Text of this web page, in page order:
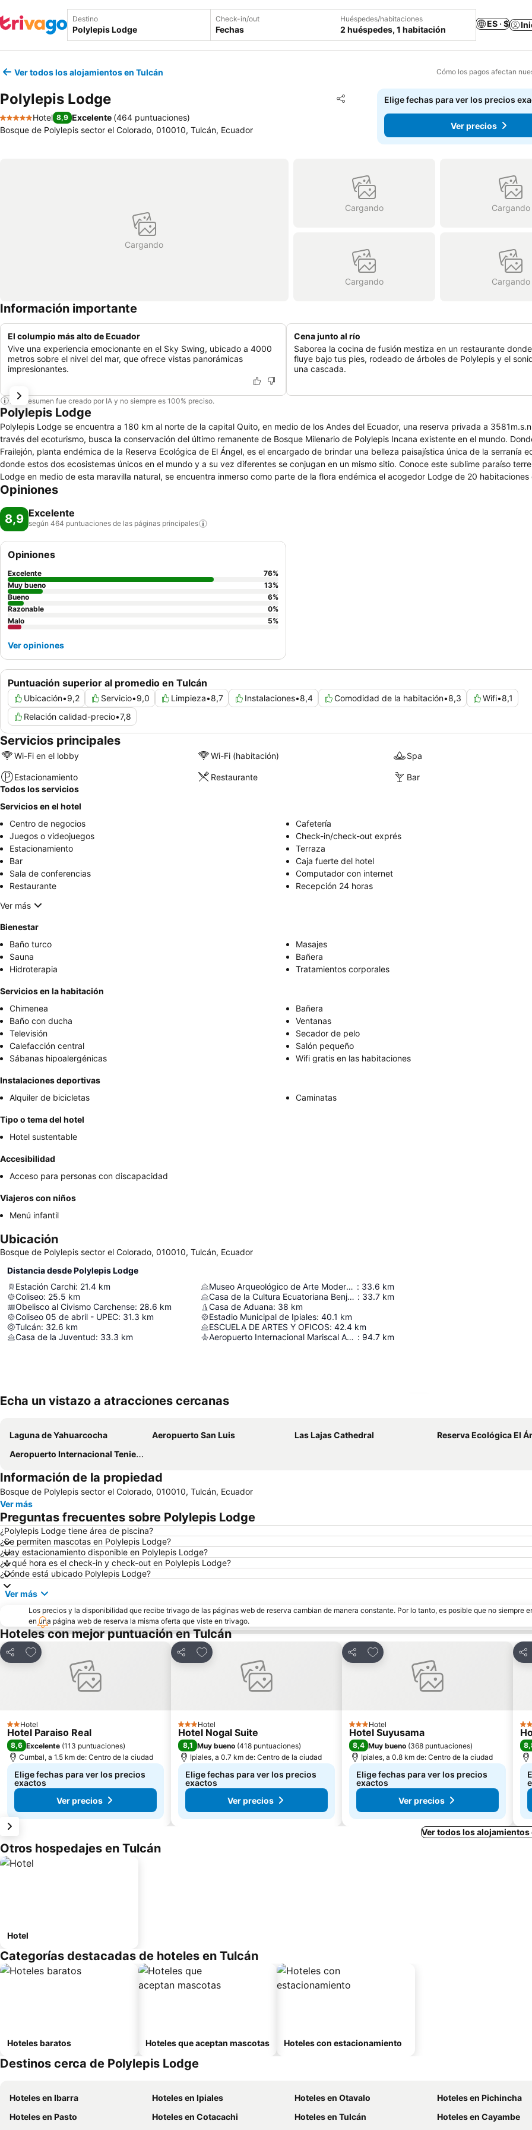
Destino Check-in/out
Fechas
Huéspedes/habitaciones
2 huéspedes, 1 habitación
ES · $
Ver todos los alojamientos en Tulcán Cómo los pagos afectan
Polylepis Lodge Compartir
Agregar a favoritos
5 Estrellas
Hotel 8,9 Excelente (464 puntuaciones)
Bosque de Polylepis sector el Colorado, 010010, Tulcán, Ecuador
Elige fechas para ver los precios
Ver precios
Cargando
Cargando Cargando
Cargando Cargando
Información importante
El columpio más alto de Ecuador
Vive una experiencia emocionante en el Sky Swing, ubicado a 4000
metros sobre el nivel del mar, que ofrece vistas panorámicas
impresionantes.
Cena junto al río
Saborea la cocina de fusión mestiza en un restaurante
fluye bajo tus pies, rodeado de árboles de Polylepis y el
una cascada.
Este resumen fue creado por IA y no siempre es 100% preciso.
Polylepis Lodge
Polylepis Lodge se encuentra a 180 km al norte de la capital Quito, en medio de los Andes del Ecuador, una reserva privada a
través del ecoturismo, busca la conservación del último remanente de Bosque Milenario de Polylepis Incana existente en el mundo.
Frailejón, planta endémica de la Reserva Ecológica de El Ángel, es el encargado de brindar una belleza paisajística única de la serranía
donde estos dos ecosistemas únicos en el mundo y a su vez diferentes se conjugan en un mismo sitio. Conoce este sublime paraíso
Lodge en medio de esta maravilla natural, se encuentra inmerso como parte de la flora endémica el acogedor Lodge de 20 habitaciones
se encuentran perdidas en medio del bosque milenario, el mismo que cuenta leyendas de duendes y gnomos que cobran vida por las
sutil sonido del fuego, que es el detalle de una noche reparadora e inolvidable.
Opiniones
8,9 Excelente
según 464 puntuaciones de las páginas principales
Puntuación superior al promedio en Tulcán
Ubicación•9,2 Servicio•9,0 Limpieza•8,7 Instalaciones•8,4 Comodidad de la habitación•8,3 Wifi•8,1
Relación calidad-precio•7,8
Opiniones
Excelente 76%
Muy bueno
13%
Bueno
6%
Razonable
0%
Malo
5%
Ver opiniones
Servicios principales
Wi-Fi en el lobby Wi-Fi (habitación) Spa
Estacionamiento Restaurante
Bar
Todos los servicios
Servicios en el hotel
Centro de negocios
Cafetería
Juegos o videojuegos
Check-in/check-out exprés
Estacionamiento
Terraza
Bar
Caja fuerte del hotel
Sala de conferencias
Computador con internet
Restaurante
Recepción 24 horas
Ver más
Bienestar
Baño turco
Masajes
Sauna
Bañera
Hidroterapia
Tratamientos corporales
Servicios en la habitación
Chimenea
Bañera
Baño con ducha
Ventanas
Televisión
Secador de pelo
Calefacción central
Salón pequeño
Sábanas hipoalergénicas
Wifi gratis en las habitaciones
Instalaciones deportivas
Alquiler de bicicletas
Caminatas
Tipo o tema del hotel
Hotel sustentable
Accesibilidad
Acceso para personas con discapacidad
Viajeros con niños
Menú infantil
Ubicación
Bosque de Polylepis sector el Colorado, 010010, Tulcán, Ecuador
Distancia desde Polylepis Lodge
Estación Carchi: 21.4 km
Coliseo: 25.5 km
Obelisco al Civismo Carchense: 28.6 km
Coliseo 05 de abril - UPEC: 31.3 km
Tulcán: 32.6 km
Casa de la Juventud: 33.3 km
Museo Arqueológico de Arte Moderno y Contemporáneo Germán Bastidas Vaca : 33.6 km
Casa de la Cultura Ecuatoriana Benjamín Carrión : 33.7 km
Casa de Aduana: 38 km
Estadio Municipal de Ipiales: 40.1 km
ESCUELA DE ARTES Y OFICOS: 42.4 km
Aeropuerto Internacional Mariscal Antonio José de Sucre : 94.7 km
Echa un vistazo a atracciones cercanas
Laguna de Yahuarcocha Aeropuerto San Luis Las Lajas Cathedral
Reserva Ecológica El
Aeropuerto Internacional Teniente Coronel Luis A. Mantilla
Información de la propiedad
Bosque de Polylepis sector el Colorado, 010010, Tulcán, Ecuador
Ver más
Preguntas frecuentes sobre Polylepis Lodge
¿Polylepis Lodge tiene área de piscina?
¿Se permiten mascotas en Polylepis Lodge?
¿Hay estacionamiento disponible en Polylepis Lodge?
¿A qué hora es el check-in y check-out en Polylepis Lodge?
¿Dónde está ubicado Polylepis Lodge?
Ver más
Los precios y la disponibilidad que recibe trivago de las páginas web de reserva cambian de manera constante. Por lo tanto, es posible que no siempre
en una página web de reserva la misma oferta que viste en trivago.
Hoteles con mejor puntuación en Tulcán
Compartir
Agregar a favoritos
2 Estrellas
Hotel
Hotel Paraiso Real
8,6 Excelente (113 puntuaciones)
Cumbal, a 1.5 km de: Centro de la ciudad
Elige fechas para ver los precios
exactos
Ver precios
Compartir
Agregar a favoritos
3 Estrellas
Hotel
Hotel Nogal Suite
8,1 Muy bueno (418 puntuaciones)
Ipiales, a 0.7 km de: Centro de la ciudad
Elige fechas para ver los precios
exactos
Ver precios
Compartir
Agregar a favoritos
3 Estrellas
Hotel
Hotel Suyusama
8,4 Muy bueno (368 puntuaciones)
Ipiales, a 0.8 km de: Centro de la ciudad
Elige fechas para ver los precios
exactos
Ver precios
2
Ver todos los alojamientos
Otros hospedajes en Tulcán
Hotel
Categorías destacadas de hoteles en Tulcán
Hoteles baratos Hoteles que aceptan mascotas Hoteles con estacionamiento
Destinos cerca de Polylepis Lodge
Hoteles en Ibarra Hoteles en Ipiales Hoteles en Otavalo
Hoteles en Pichincha
Hoteles en Pasto
Hoteles en Cotacachi Hoteles en Tulcán Hoteles en Cayambe